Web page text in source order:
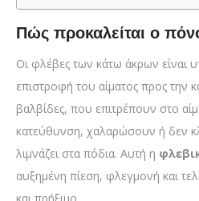
Πώς προκαλείται ο
Οι φλέβες των κάτω άκρων είναι
επιστροφή του αίματος προς την
βαλβίδες, που επιτρέπουν στο
κατεύθυνση, χαλαρώσουν ή δεν
λιμνάζει στα πόδια. Αυτή η
αυξημένη πίεση, φλεγμονή και
και πρήξιμο.